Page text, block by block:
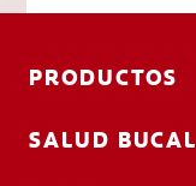
PRODUCTOS
SALUD BUCAL